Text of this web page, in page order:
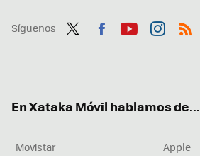
Síguenos
En Xataka Móvil hablamos de...
Movistar
Apple